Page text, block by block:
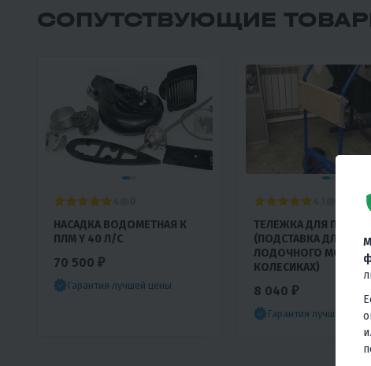
СОПУТСТВУЮЩИЕ
НАСАДКА ВОДОМЕТНАЯ К
ПЛМ Y 40 Л/С
70 500 ₽
Гарантия лучшей цены
ТЕЛЕЖКА ДЛЯ ПЛМ
(ПОДСТАВКА ДЛЯ
ЛОДОЧНОГО МОТОРА
КОЛЕСИКАХ)
8 040 ₽
Гарантия лучшей цены